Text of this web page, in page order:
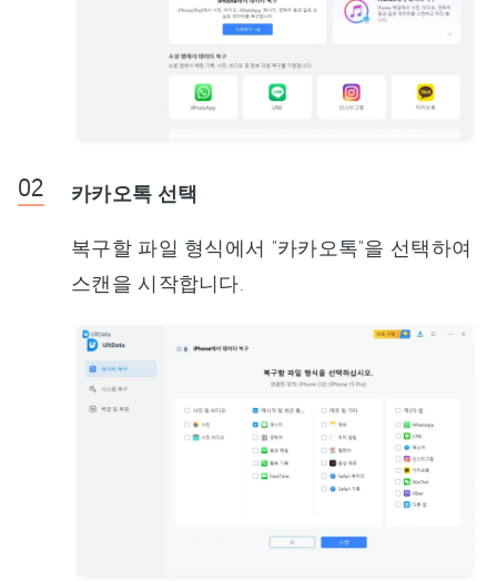
카카오톡 선택
복구할 파일 형식에서 "카카오톡"을 선택하여
스캔을 시작합니다.